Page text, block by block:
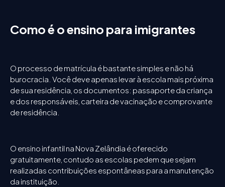
Como é o ensino para imigrantes
O processo de matrícula é bastante simples e não há
burocracia. Você deve apenas levar à escola mais próxima
de sua residência, os documentos: passaporte da criança
e dos responsáveis, carteira de vacinação e comprovante
de residência.
O ensino infantil na Nova Zelândia é oferecido
gratuitamente, contudo as escolas pedem que sejam
realizadas contribuições espontâneas para a manutenção
da instituição.